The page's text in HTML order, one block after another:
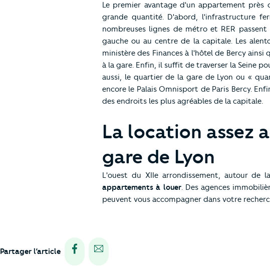
Le premier avantage d'un appartement
grande quantité. D'abord, l'infrastructure
nombreuses lignes de métro et RER
gauche ou au centre de la capitale. Les
ministère des Finances à l'hôtel de Bercy
à la gare. Enfin, il suffit de traverser la Seine
aussi, le quartier de la gare de Lyon ou «
encore le Palais Omnisport de Paris Bercy.
des endroits les plus agréables de la capitale.
La location assez
gare de Lyon
L'ouest du XIIe arrondissement, autour de
appartements à louer. Des agences
peuvent vous accompagner dans votre
Partager l’article
Partager via facebook
Partager via e-mail